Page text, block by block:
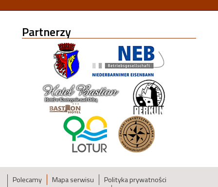
Partnerzy
Polecamy Mapa serwisu
Polityka prywatności